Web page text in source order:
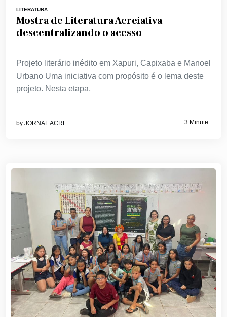
LITERATURA
Mostra de Literatura Acreiativa
descentralizando o acesso
Projeto literário inédito em Xapuri, Capixaba e Manoel
Urbano Uma iniciativa com propósito é o lema deste
projeto. Nesta etapa,
by JORNAL ACRE 3 Minute